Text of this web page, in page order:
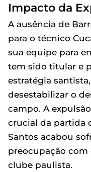
Impacto da
A ausência de
para o técnico
sua equipe para
tem sido titular e
estratégia
desestabilizar o
campo. A
crucial da partida
Santos acabou
preocupação
clube paulista.